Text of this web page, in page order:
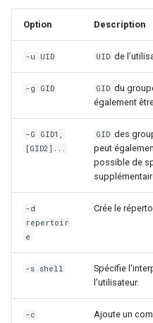
Option Description
-u UID UID de
-g GID GID du
également
-G GID1,
[GID2]...
GID des
peut
possible de
-d
repertoir
e
Crée le
-s shell
Spécifie
l'utilisateur.
-c
Ajoute un